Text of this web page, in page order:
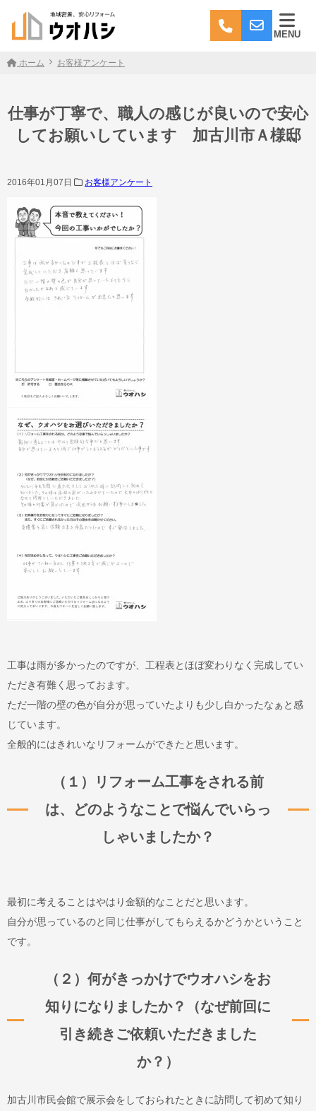
MENU
ホーム お客様アンケート
仕事が丁寧で、職人の感じが良いので安心
してお願いしています 加古川市Ａ様邸
2016年01月07日 お客様アンケート
工事は雨が多かったのですが、工程表とほぼ変わりなく完成してい
ただき有難く思っておます。
ただ一階の壁の色が自分が思っていたよりも少し白かったなぁと感
じています。
全般的にはきれいなリフォームができたと思います。
（１）リフォーム工事をされる前
は、どのようなことで悩んでいらっ
しゃいましたか？
最初に考えることはやはり金額的なことだと思います。
自分が思っているのと同じ仕事がしてもらえるかどうかということ
です。
（２）何がきっかけでウオハシをお
知りになりましたか？（なぜ前回に
引き続きご依頼いただきました
か？）
加古川市民会館で展示会をしておられたときに訪問して初めて知り